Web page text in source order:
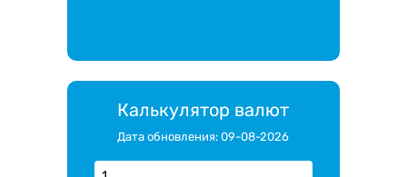
Калькулятор валют
Дата обновления: 09-08-2026